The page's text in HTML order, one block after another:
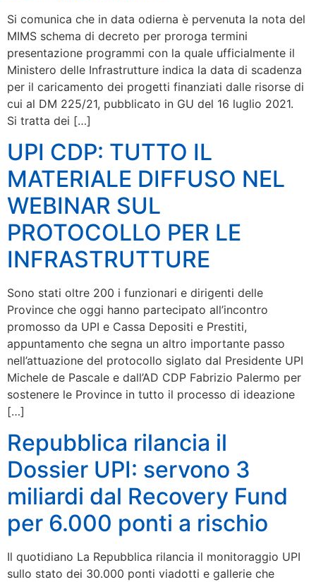
Si comunica che in data odierna è pervenuta la nota del
MIMS schema di decreto per proroga termini
presentazione programmi con la quale ufficialmente il
Ministero delle Infrastrutture indica la data di scadenza
per il caricamento dei progetti finanziati dalle risorse di
cui al DM 225/21, pubblicato in GU del 16 luglio 2021.
Si tratta dei […]
UPI CDP: TUTTO IL
MATERIALE DIFFUSO NEL
WEBINAR SUL
PROTOCOLLO PER LE
INFRASTRUTTURE
Sono stati oltre 200 i funzionari e dirigenti delle
Province che oggi hanno partecipato all’incontro
promosso da UPI e Cassa Depositi e Prestiti,
appuntamento che segna un altro importante passo
nell’attuazione del protocollo siglato dal Presidente UPI
Michele de Pascale e dall’AD CDP Fabrizio Palermo per
sostenere le Province in tutto il processo di ideazione
[…]
Repubblica rilancia il
Dossier UPI: servono 3
miliardi dal Recovery Fund
per 6.000 ponti a rischio
Il quotidiano La Repubblica rilancia il monitoraggio UPI
sullo stato dei 30.000 ponti viadotti e gallerie che